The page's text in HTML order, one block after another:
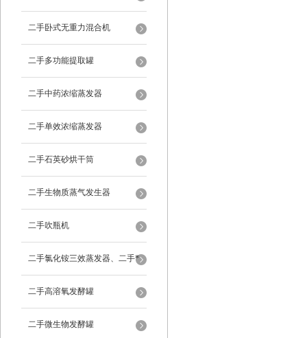
二手卧式无重力混合机
二手多功能提取罐
二手中药浓缩蒸发器
二手单效浓缩蒸发器
二手石英砂烘干筒
二手生物质蒸气发生器
二手吹瓶机
二手氯化铵三效蒸发器、二手*
蒸发器
二手高溶氧发酵罐
二手微生物发酵罐